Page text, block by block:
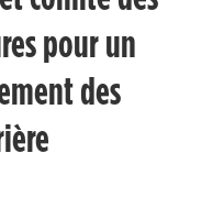
pour un
des